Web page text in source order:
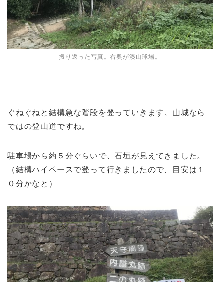
振り返った写真。右奥が湊山球場。
ぐねぐねと結構急な階段を登っていきます。山城なら
ではの登山道ですね。
駐車場から約５分ぐらいで、石垣が見えてきました。
（結構ハイペースで登って行きましたので、目安は１
０分かなと）